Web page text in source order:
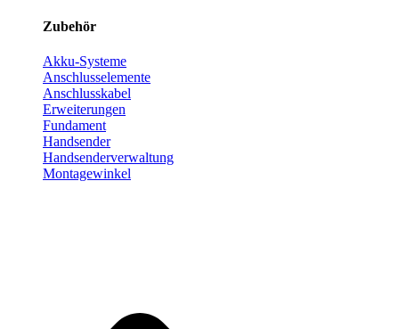
Zubehör
Akku-Systeme
Anschlusselemente
Anschlusskabel
Erweiterungen
Fundament
Handsender
Handsenderverwaltung
Montagewinkel